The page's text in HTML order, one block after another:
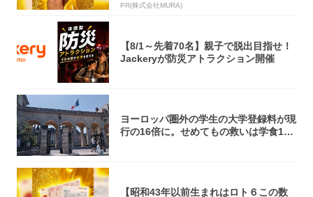
PR(株式会社MURA)
【8/1～先着70名】親子で脱出目指せ！
Jackeryが防災アトラクション開催
ヨーロッパ圏外の学生の大学登録料が現
行の16倍に。せめてもの救いは学食1€?
【昭和43年以前生まれはロト６この数